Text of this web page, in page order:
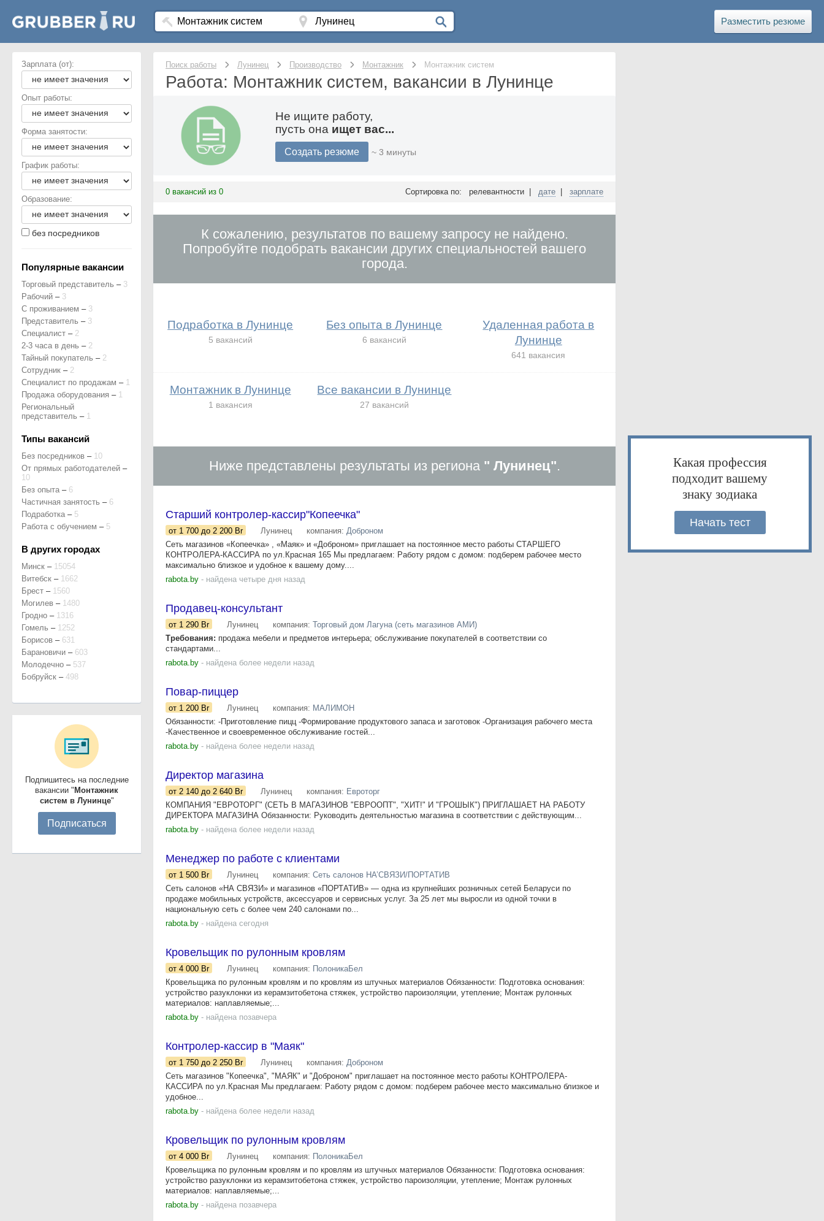
Разместить резюме
Поиск работы Лунинец Производство Монтажник Монтажник систем
Работа: Монтажник систем, вакансии в Лунинце
Не ищите работу,
пусть она ищет вас...
Создать резюме ~ 3 минуты
0 вакансий из 0 Сортировка по: релевантности | дате зарплате
К сожалению, результатов по вашему запросу не найдено.
Попробуйте подобрать вакансии других специальностей вашего
города.
Подработка в Лунинце
5 вакансий
Без опыта в Лунинце
6 вакансий
Удаленная работа в
Лунинце
641 вакансия
Монтажник в Лунинце
1 вакансия
Все вакансии в Лунинце
27 вакансий
Ниже представлены результаты из региона " Лунинец".
Старший контролер-кассир"Копеечка"
от 1 700 до 2 200 Br Лунинец компания: Доброном
Сеть магазинов «Копеечка» , «Маяк» и «Доброном» приглашает на постоянное место работы СТАРШЕГО
КОНТРОЛЕРА-КАССИРА по ул.Красная 165 Мы предлагаем: Работу рядом с домом: подберем рабочее место
максимально близкое и удобное к вашему дому....
rabota.by - найдена четыре дня назад
Продавец-консультант
от 1 290 Br Лунинец компания: Торговый дом Лагуна (сеть магазинов АМИ)
Требования: продажа мебели и предметов интерьера; обслуживание покупателей в соответствии со
стандартами...
rabota.by - найдена более недели назад
Повар-пиццер
от 1 200 Br Лунинец компания: МАЛИМОН
Обязанности: -Приготовление пицц -Формирование продуктового запаса и заготовок -Организация рабочего места
-Качественное и своевременное обслуживание гостей...
rabota.by - найдена более недели назад
Директор магазина
от 2 140 до 2 640 Br Лунинец компания: Евроторг
КОМПАНИЯ "ЕВРОТОРГ" (СЕТЬ В МАГАЗИНОВ "ЕВРООПТ", "ХИТ!" И "ГРОШЫК") ПРИГЛАШАЕТ НА РАБОТУ
ДИРЕКТОРА МАГАЗИНА Обязанности: Руководить деятельностью магазина в соответствии с действующим...
rabota.by - найдена более недели назад
Менеджер по работе с клиентами
от 1 500 Br Лунинец компания: Сеть салонов НА’СВЯЗИ/ПОРТАТИВ
Сеть салонов «НА СВЯЗИ» и магазинов «ПОРТАТИВ» — одна из крупнейших розничных сетей Беларуси по
продаже мобильных устройств, аксессуаров и сервисных услуг. За 25 лет мы выросли из одной точки в
национальную сеть с более чем 240 салонами по...
rabota.by - найдена сегодня
Кровельщик по рулонным кровлям
от 4 000 Br Лунинец компания: ПолоникаБел
Кровельщика по рулонным кровлям и по кровлям из штучных материалов Обязанности: Подготовка основания:
устройство разуклонки из керамзитобетона стяжек, устройство пароизоляции, утепление; Монтаж рулонных
материалов: наплавляемые;...
rabota.by - найдена позавчера
Контролер-кассир в "Маяк"
от 1 750 до 2 250 Br Лунинец компания: Доброном
Сеть магазинов "Копеечка", "МАЯК" и "Доброном" приглашает на постоянное место работы КОНТРОЛЕРА-
КАССИРА по ул.Красная Мы предлагаем: Работу рядом с домом: подберем рабочее место максимально близкое и
удобное...
rabota.by - найдена более недели назад
Кровельщик по рулонным кровлям
от 4 000 Br Лунинец компания: ПолоникаБел
Кровельщика по рулонным кровлям и по кровлям из штучных материалов Обязанности: Подготовка основания:
устройство разуклонки из керамзитобетона стяжек, устройство пароизоляции, утепление; Монтаж рулонных
материалов: наплавляемые;...
rabota.by - найдена позавчера
Зарплата (от):
Опыт работы:
Форма занятости:
График работы:
Образование:
без посредников
Популярные вакансии
Торговый представитель – 3
Рабочий – 3
С проживанием – 3
Представитель – 3
Специалист – 2
2-3 часа в день – 2
Тайный покупатель – 2
Сотрудник – 2
Специалист по продажам – 1
Продажа оборудования – 1
Региональный
представитель – 1
Типы вакансий
Без посредников – 10
От прямых работодателей –
10
Без опыта – 6
Частичная занятость – 6
Подработка – 5
Работа с обучением – 5
В других городах
Минск – 15054
Витебск – 1662
Брест – 1560
Могилев – 1480
Гродно – 1316
Гомель – 1252
Борисов – 631
Барановичи – 603
Молодечно – 537
Бобруйск – 498
Подпишитесь на последние
вакансии " Монтажник
систем в Лунинце"
Подписаться
Какая профессия
подходит вашему
знаку зодиака
Начать тест